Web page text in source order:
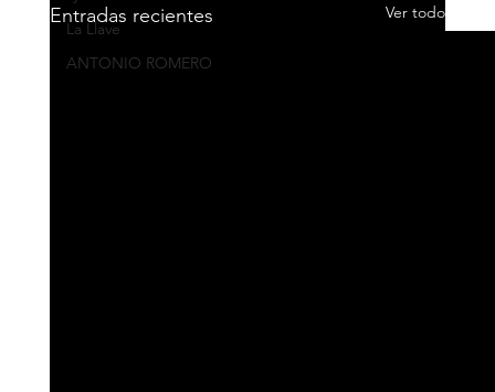
La Llave
ANTONIO ROMERO
Entradas recientes Ver todo